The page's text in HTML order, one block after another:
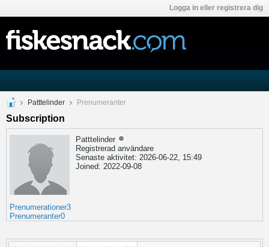
Logga in eller registrera dig
Patttelinder Prenumeranter
Subscription
Patttelinder
Registrerad användare
Senaste aktivitet: 2026-06-22, 15:49
Joined: 2022-09-08
Prenumerationer3
Prenumeranter0